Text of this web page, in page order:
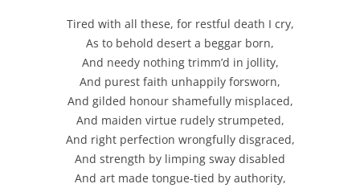
Tired with all these, for restful death I cry,
As to behold desert a beggar born,
And needy nothing trimm’d in jollity,
And purest faith unhappily forsworn,
And gilded honour shamefully misplaced,
And maiden virtue rudely strumpeted,
And right perfection wrongfully disgraced,
And strength by limping sway disabled
And art made tongue-tied by authority,